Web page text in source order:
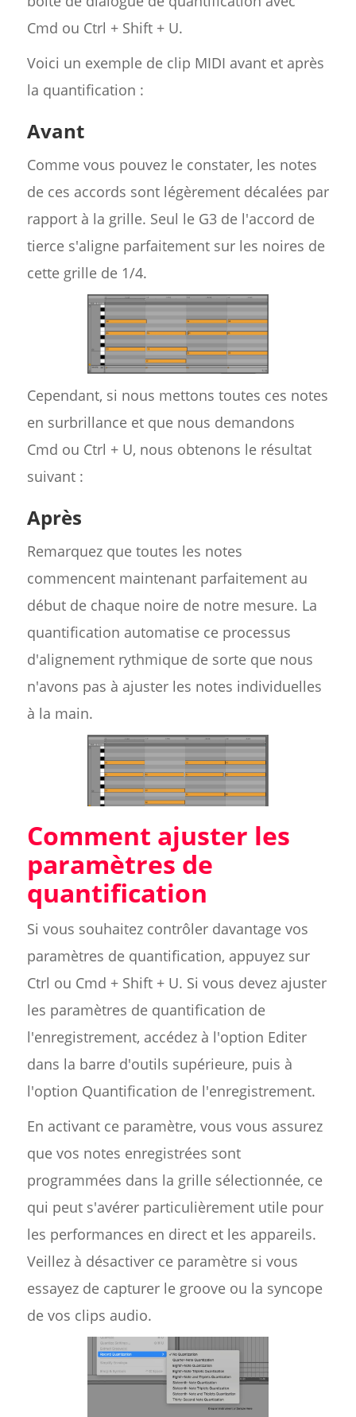
Cmd ou Ctrl + Shift + U.
Voici un exemple de clip MIDI avant et après
la quantification :
Avant
Comme vous pouvez le constater, les notes
de ces accords sont légèrement décalées par
rapport à la grille. Seul le G3 de l'accord de
tierce s'aligne parfaitement sur les noires de
cette grille de 1/4.
Cependant, si nous mettons toutes ces notes
en surbrillance et que nous demandons
Cmd ou Ctrl + U, nous obtenons le résultat
suivant :
Après
Remarquez que toutes les notes
commencent maintenant parfaitement au
début de chaque noire de notre mesure. La
quantification automatise ce processus
d'alignement rythmique de sorte que nous
n'avons pas à ajuster les notes individuelles
à la main.
Comment ajuster les
paramètres de
quantification
Si vous souhaitez contrôler davantage vos
paramètres de quantification, appuyez sur
Ctrl ou Cmd + Shift + U. Si vous devez ajuster
les paramètres de quantification de
l'enregistrement, accédez à l'option Editer
dans la barre d'outils supérieure, puis à
l'option Quantification de l'enregistrement.
En activant ce paramètre, vous vous assurez
que vos notes enregistrées sont
programmées dans la grille sélectionnée, ce
qui peut s'avérer particulièrement utile pour
les performances en direct et les appareils.
Veillez à désactiver ce paramètre si vous
essayez de capturer le groove ou la syncope
de vos clips audio.